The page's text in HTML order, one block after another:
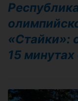
«Стайки»:
15